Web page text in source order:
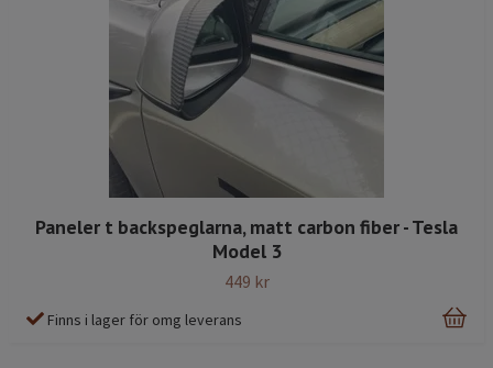
Paneler t backspeglarna, matt carbon fiber - Tesla
Model 3
449 kr
Finns i lager för omg leverans